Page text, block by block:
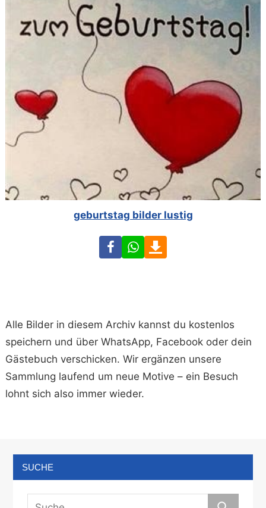
geburtstag bilder lustig
FacebookWhatsApp
Alle Bilder in diesem Archiv kannst du kostenlos
speichern und über WhatsApp, Facebook oder dein
Gästebuch verschicken. Wir ergänzen unsere
Sammlung laufend um neue Motive – ein Besuch
lohnt sich also immer wieder.
SUCHE